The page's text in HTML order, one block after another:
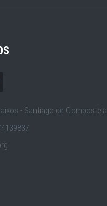
- Santiago de Compostela